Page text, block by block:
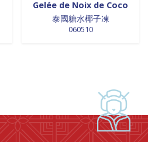
Gelée de Noix de Coco
泰國糖水椰子凍
060510